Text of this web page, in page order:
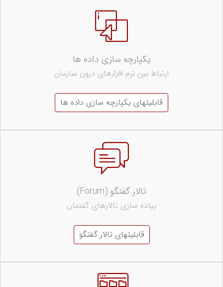
یکپارچه سازی داده ها
ارتباط بین نرم افزارهای درون سازمان
قابلیتهای یکپارچه سازی داده ها
تالار گفتگو (Forum)
پیاده سازی تالارهای گفتمان
قابلیتهای تالار گفتگو